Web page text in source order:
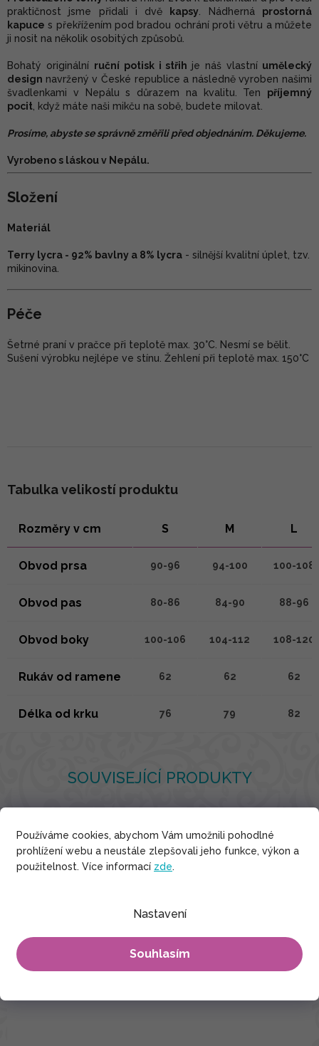
Používáme cookies, abychom Vám umožnili pohodlné
prohlížení webu a neustále zlepšovali jeho funkce, výkon a
použitelnost. Více informací zde.
Nastavení
Souhlasím
SOUVISEJÍCÍ PRODUKTY
Viskóza
praktičnost jsme přidali i dvě
kapsy . Nádherná prostorná
kapuce s překřížením pod bradou ochrání proti větru a můžete
ji nosit na několik osobitých způsobů.
Bohatý originální ruční potisk i střih je náš vlastní umělecký
design navržený v České republice a následně vyroben našimi
švadlenkami v Nepálu s důrazem na kvalitu. Ten příjemný
pocit , když máte naši mikču na sobě, budete milovat.
Prosíme, abyste se správně změřili před objednáním. Děkujeme.
Vyrobeno s láskou v Nepálu.
Složení
Materiál
Terry lycra - 92% bavlny a 8% lycra - silnější kvalitní úplet, tzv.
mikinovina.
Péče
Šetrné praní v pračce při teplotě max. 30°C. Nesmí se bělit.
Sušení výrobku nejlépe ve stínu. Žehlení při teplotě max. 150°C
Tabulka velikostí produktu
Rozměry v cm S M L
Obvod prsa 90-96 94-100 100-108
Obvod pas 80-86 84-90 88-96
Obvod boky 100-106 104-112 108-120
Rukáv od ramene 62 62 62
Délka od krku 76 79 82